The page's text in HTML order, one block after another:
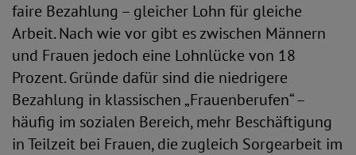
faire Bezahlung – gleicher Lohn für gleiche
Arbeit. Nach wie vor gibt es zwischen Männern
und Frauen jedoch eine Lohnlücke von 18
Prozent. Gründe dafür sind die niedrigere
Bezahlung in klassischen „Frauenberufen“ –
häufig im sozialen Bereich, mehr Beschäftigung
in Teilzeit bei Frauen, die zugleich Sorgearbeit im